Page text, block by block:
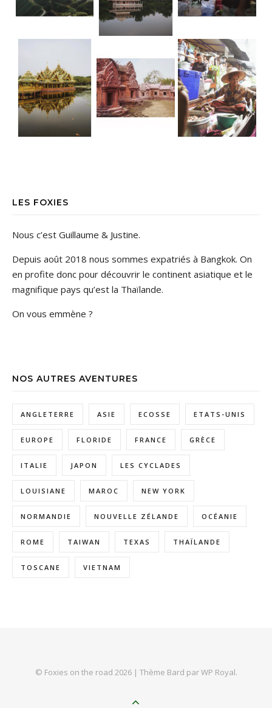
LES FOXIES
Nous c’est Guillaume & Justine.
Depuis août 2018 nous sommes expatriés à Bangkok. On
en profite donc pour découvrir le continent asiatique et le
magnifique pays qu’est la Thaïlande.
On vous emmène ?
NOS AUTRES AVENTURES
ANGLETERRE ASIE ECOSSE ETATS-UNIS
EUROPE FLORIDE FRANCE GRÈCE
ITALIE JAPON LES CYCLADES
LOUISIANE MAROC NEW YORK
NORMANDIE NOUVELLE ZÉLANDE OCÉANIE
ROME TAIWAN TEXAS THAÏLANDE
TOSCANE VIETNAM
© Foxies on the road 2026 | Thème Bard parWP Royal.